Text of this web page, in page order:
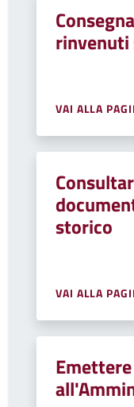
VAI ALLA
storico
VAI ALLA